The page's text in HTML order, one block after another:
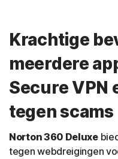
Krachtige
meerdere
Secure VPN
tegen scams
Norton 360 Deluxe
tegen webdreigingen